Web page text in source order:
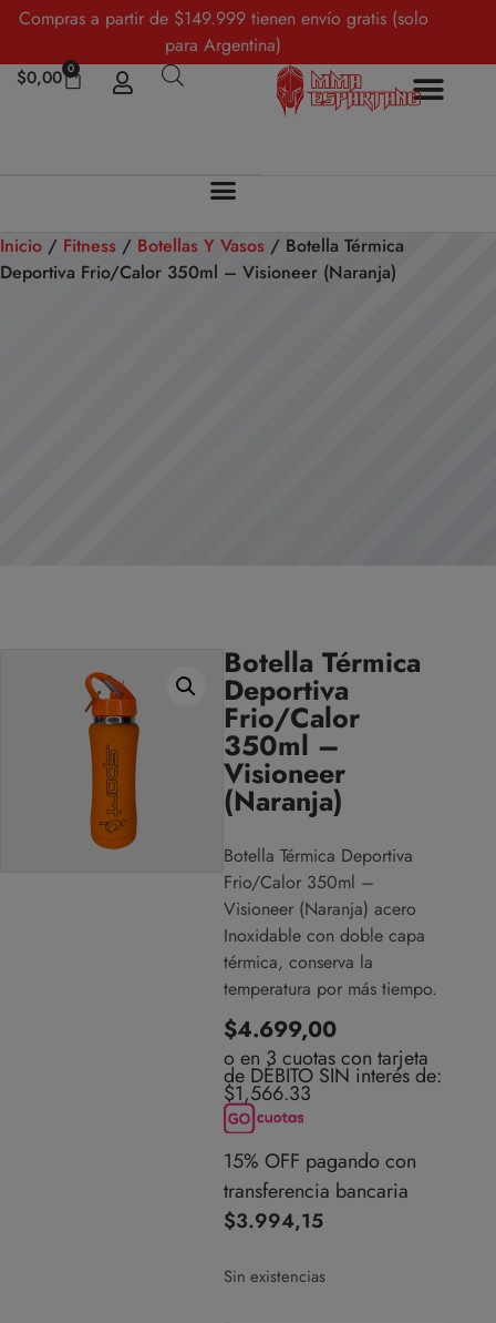
Compras a partir de $149.999 tienen envío gratis (solo
para Argentina)
$0,00 0
Inicio / Fitness / Botellas Y Vasos / Botella Térmica
Deportiva Frio/Calor 350ml – Visioneer (Naranja)
Botella Térmica
Deportiva
Frio/Calor
350ml –
Visioneer
(Naranja)
Botella Térmica Deportiva
Frio/Calor 350ml –
Visioneer (Naranja) acero
Inoxidable con doble capa
térmica, conserva la
temperatura por más tiempo.
$4.699,00
o en 3 cuotas con tarjeta
de DÉBITO SIN interés de:
$1,566.33
15% OFF pagando con
transferencia bancaria
$3.994,15
Sin existencias